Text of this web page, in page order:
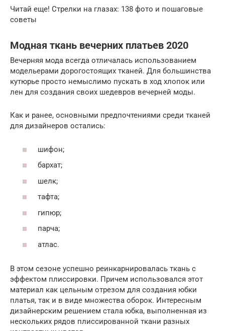
Читай еще! Стрелки на глазах: 138 фото и пошаговые
советы
Модная ткань вечерних платьев 2020
Вечерняя мода всегда отличалась использованием
модельерами дорогостоящих тканей. Для большинства
кутюрье просто немыслимо пускать в ход хлопок или
лен для создания своих шедевров вечерней моды.
Как и ранее, основными предпочтениями среди тканей
для дизайнеров остались:
шифон;
бархат;
шелк;
тафта;
гипюр;
парча;
атлас.
В этом сезоне успешно реинкарнировалась ткань с
эффектом плиссировки. Причем использовался этот
материал как цельным отрезом для создания юбки
платья, так и в виде множества оборок. Интересным
дизайнерским решением стала юбка, выполненная из
нескольких рядов плиссированной ткани разных